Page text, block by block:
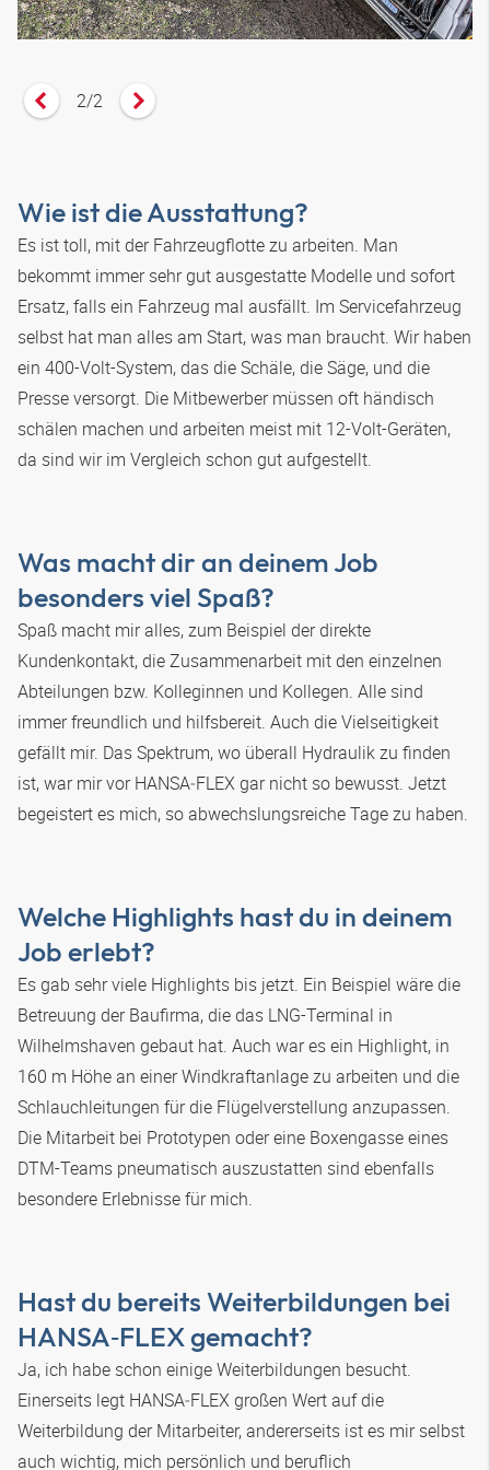
Vorheriges Zitat anzeigen
2/2 Nächstes Zitat anzeigen
Wie ist die Ausstattung?
Es ist toll, mit der Fahrzeugflotte zu arbeiten. Man
bekommt immer sehr gut ausgestatte Modelle und sofort
Ersatz, falls ein Fahrzeug mal ausfällt. Im Servicefahrzeug
selbst hat man alles am Start, was man braucht. Wir haben
ein 400-Volt-System, das die Schäle, die Säge, und die
Presse versorgt. Die Mitbewerber müssen oft händisch
schälen machen und arbeiten meist mit 12-Volt-Geräten,
da sind wir im Vergleich schon gut aufgestellt.
Was macht dir an deinem Job
besonders viel Spaß?
Spaß macht mir alles, zum Beispiel der direkte
Kundenkontakt, die Zusammenarbeit mit den einzelnen
Abteilungen bzw. Kolleginnen und Kollegen. Alle sind
immer freundlich und hilfsbereit. Auch die Vielseitigkeit
gefällt mir. Das Spektrum, wo überall Hydraulik zu finden
ist, war mir vorHANSA‑FLEX gar nicht so bewusst. Jetzt
begeistert es mich, so abwechslungsreiche Tage zu haben.
Welche Highlights hast du in deinem
Job erlebt?
Es gab sehr viele Highlights bis jetzt. Ein Beispiel wäre die
Betreuung der Baufirma, die das LNG-Terminal in
Wilhelmshaven gebaut hat. Auch war es ein Highlight, in
160 m Höhe an einer Windkraftanlage zu arbeiten und die
Schlauchleitungen für die Flügelverstellung anzupassen.
Die Mitarbeit bei Prototypen oder eine Boxengasse eines
DTM-Teams pneumatisch auszustatten sind ebenfalls
besondere Erlebnisse für mich.
Hast du bereits Weiterbildungen bei
HANSA‑FLEXgemacht?
Ja, ich habe schon einige Weiterbildungen besucht.
Einerseits legt HANSA‑FLEX großen Wert auf die
Weiterbildung der Mitarbeiter, andererseits ist es mir selbst
auch wichtig, mich persönlich und beruflich